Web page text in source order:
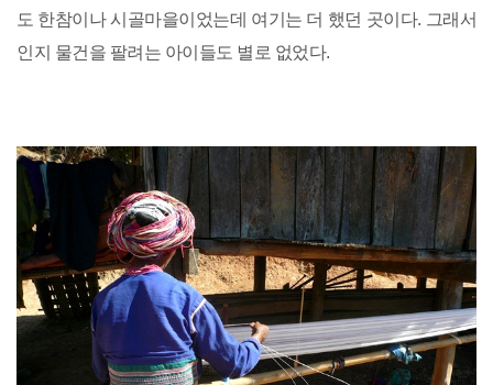
도 한참이나 시골마을이었는데 여기는 더 했던 곳이다. 그래서
인지 물건을 팔려는 아이들도 별로 없었다.